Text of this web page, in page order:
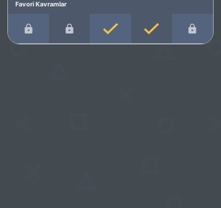
Favori Kavramlar